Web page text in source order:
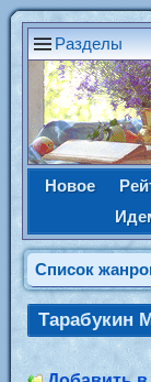
Разделы
Новое
Список
Тарабукин